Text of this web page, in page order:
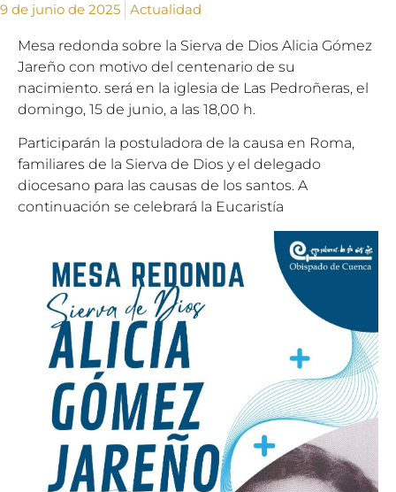
9 de junio de 2025 Actualidad
Mesa redonda sobre la Sierva de Dios Alicia Gómez
Jareño con motivo del centenario de su
nacimiento. será en la iglesia de Las Pedroñeras, el
domingo, 15 de junio, a las 18,00 h.
Participarán la postuladora de la causa en Roma,
familiares de la Sierva de Dios y el delegado
diocesano para las causas de los santos. A
continuación se celebrará la Eucaristía